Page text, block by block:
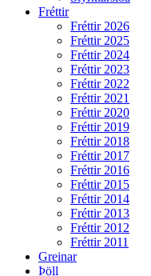
Fréttir
Fréttir 2026
Fréttir 2025
Fréttir 2024
Fréttir 2023
Fréttir 2022
Fréttir 2021
Fréttir 2020
Fréttir 2019
Fréttir 2018
Fréttir 2017
Fréttir 2016
Fréttir 2015
Fréttir 2014
Fréttir 2013
Fréttir 2012
Fréttir 2011
Greinar
Þöll